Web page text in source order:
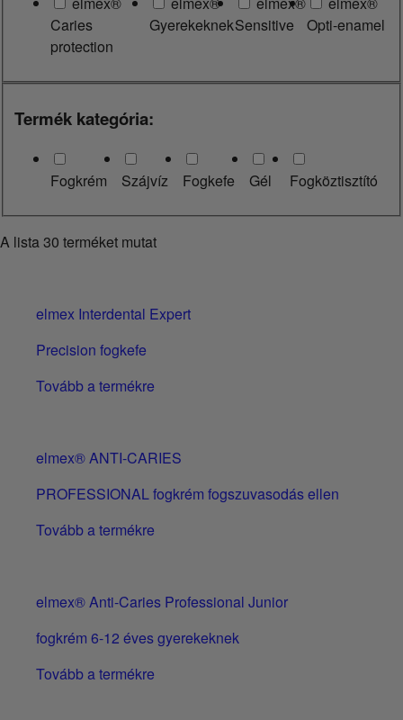
Caries
protection
GyerekeknekSensitive
Opti-enamel
Termék kategória:
Fogkrém Szájvíz Fogkefe Gél Fogköztisztító
A lista30 terméket mutat
elmex Interdental Expert
Precision fogkefe
Tovább a termékre
elmex® ANTI-CARIES
PROFESSIONAL fogkrém fogszuvasodás ellen
Tovább a termékre
elmex® Anti-Caries Professional Junior
fogkrém 6-12 éves gyerekeknek
Tovább a termékre